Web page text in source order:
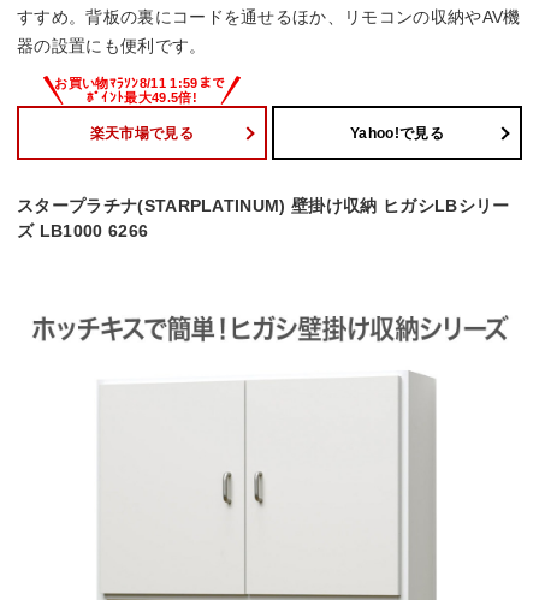
すすめ。背板の裏にコードを通せるほか、リモコンの収納やAV機
器の設置にも便利です。
楽天市場で見る Yahoo!で見る
スタープラチナ(STARPLATINUM) 壁掛け収納 ヒガシLBシリー
ズ LB1000 6266